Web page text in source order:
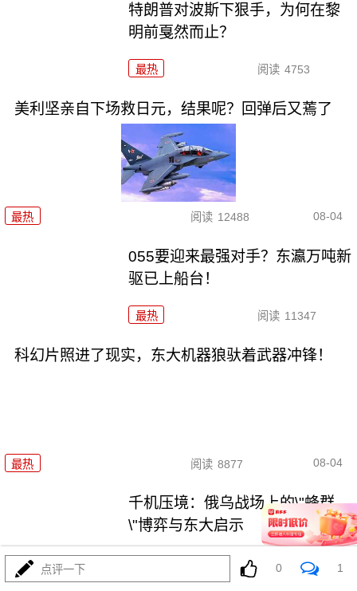
特朗普对波斯下狠手，为何在黎
明前戛然而止？
最热 阅读 4753
美利坚亲自下场救日元，结果呢？回弹后又蔫了
最热 阅读 12488 08-04
055要迎来最强对手？东瀛万吨新
驱已上船台！
最热 阅读 11347
科幻片照进了现实，东大机器狼驮着武器冲锋！
最热 阅读 8877 08-04
千机压境：俄乌战场上的\"蜂群
\"博弈与东大启示
阅读 8731
点评一下 0 1